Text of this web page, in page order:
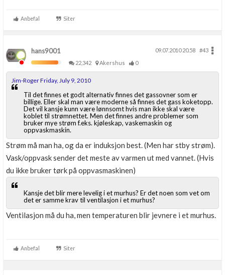
Anbefal Siter
hans9001 09.07.2010 20.58
#43
22,342
Akershus 0
Jim-Roger Friday, July 9, 2010
Til det finnes et godt alternativ finnes det gassovner som er
billige. Eller skal man være moderne så finnes det gass koketopp.
Det vil kansje kunn være lønnsomt hvis man ikke skal være
koblet til strømnettet. Men det finnes andre problemer som
bruker mye strøm f.eks. kjøleskap, vaskemaskin og
oppvaskmaskin.
Strøm må man ha, og da er induksjon best. (Men har stby strøm).
Vask/oppvask sender det meste av varmen ut med vannet. (Hvis
du ikke bruker tørk på oppvasmaskinen)
Kansje det blir mere levelig i et murhus? Er det noen som vet om
det er samme krav til ventilasjon i et murhus?
Ventilasjon må du ha, men temperaturen blir jevnere i et murhus.
Anbefal Siter